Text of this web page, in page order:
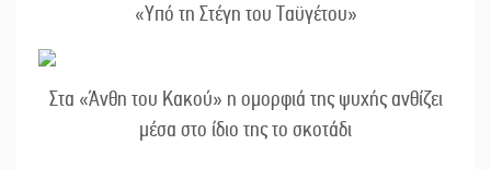
«Υπό τη Στέγη του Ταϋγέτου»
Στα «Άνθη του Κακού» η ομορφιά της ψυχής ανθίζει
μέσα στο ίδιο της το σκοτάδι